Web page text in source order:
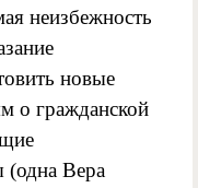
неизбежность
новые
о гражданской
(одна Вера